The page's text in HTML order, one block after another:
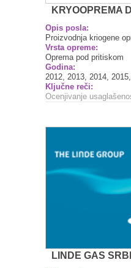
KRYOOPREMA
Opis posla:
Proizvodnja kriogene
Vrsta opreme:
Oprema pod pritiskom
Godina:
2012, 2013, 2014,
Ključne reči:
Ocenjivanje
LINDE GAS